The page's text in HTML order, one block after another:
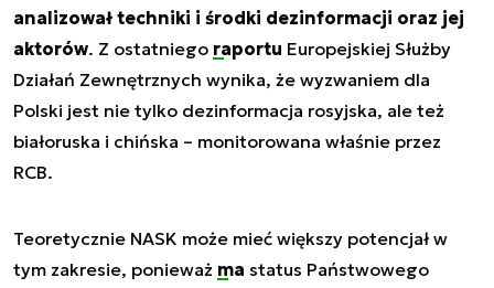
analizował techniki i środki dezinformacji oraz jej
aktorów. Z ostatniego raportu Europejskiej Służby
Działań Zewnętrznych wynika, że wyzwaniem dla
Polski jest nie tylko dezinformacja rosyjska, ale też
białoruska i chińska – monitorowana właśnie przez
RCB.
Teoretycznie NASK może mieć większy potencjał w
tym zakresie, ponieważ ma status Państwowego